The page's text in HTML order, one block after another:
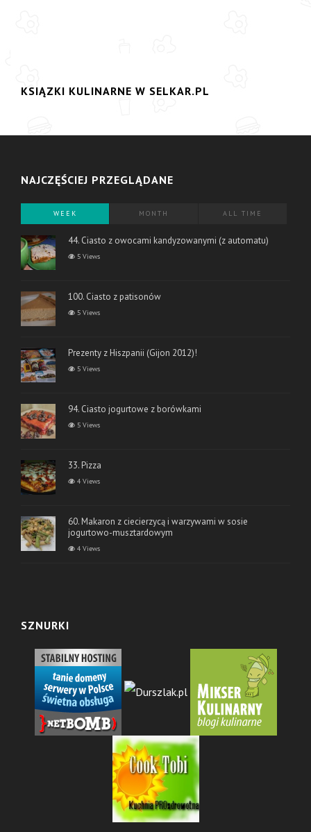
KSIĄZKI KULINARNE W SELKAR.PL
NAJCZĘŚCIEJ PRZEGLĄDANE
WEEK MONTH ALL TIME
44. Ciasto z owocami kandyzowanymi (z automatu)
5 Views
100. Ciasto z patisonów
5 Views
Prezenty z Hiszpanii (Gijon 2012)!
5 Views
94. Ciasto jogurtowe z borówkami
5 Views
33. Pizza
4 Views
60. Makaron z ciecierzycą i warzywami w sosie
jogurtowo-musztardowym
4 Views
SZNURKI